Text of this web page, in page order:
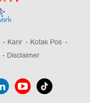
Karir
Kotak Pos
Disclaimer